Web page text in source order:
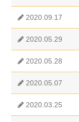
2020.09.17
2020.05.29
2020.05.28
2020.05.07
2020.03.25